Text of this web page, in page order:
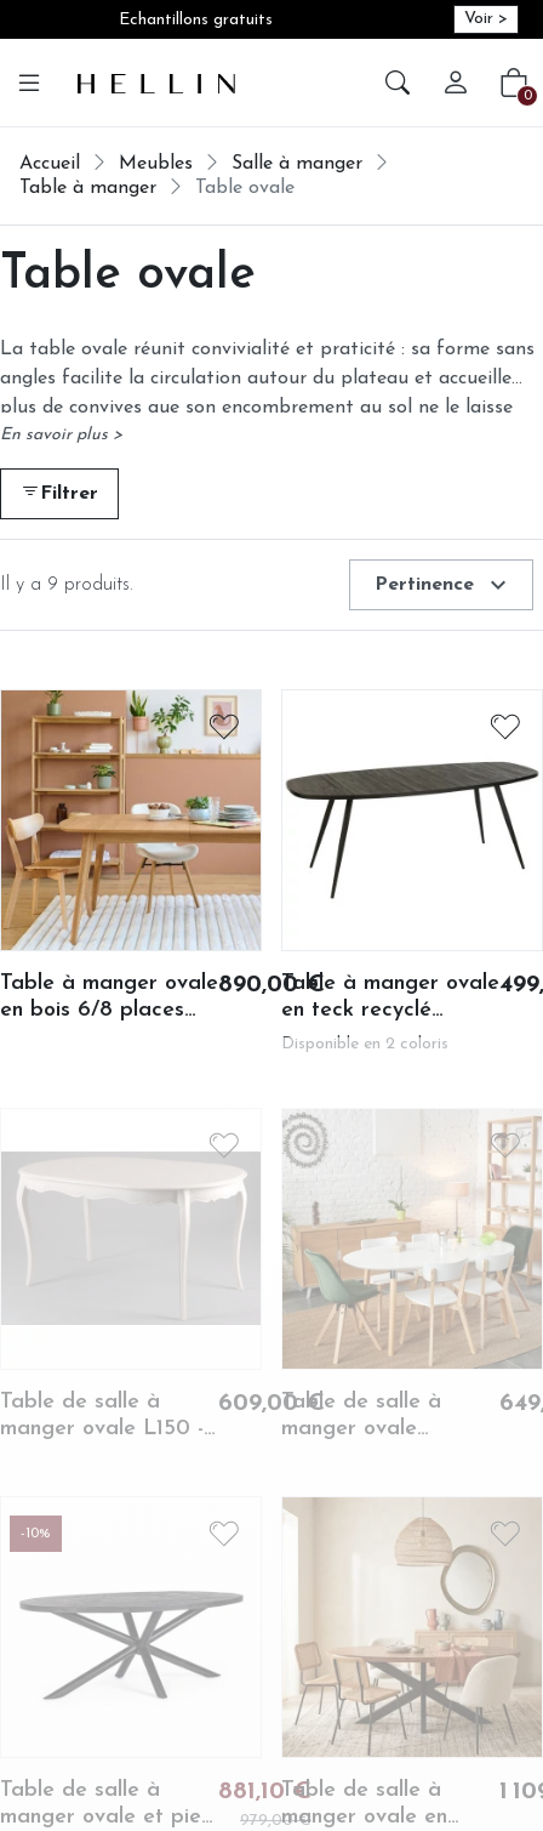
Echantillons gratuits Voir >
Créer 0
Accueil Meubles
Salle à manger
Table à manger
Table ovale
Table ovale
La table ovale réunit convivialité et praticité : sa forme sans
angles facilite la circulation autour du plateau et accueille
plus de convives que son encombrement au sol ne le laisse
supposer. Hellin propose 13 modèles de tables ovales en bois
massif, du manguier à l'acacia en passant par le teck recyclé
brossé, dans des longueurs allant de 140 cm à 210 cm — avec
des versions extensibles jusqu'à 270 cm pour les grandes
une table ovale extensible 8 à 12 places, les formats et
matières disponibles couvrent des usages très différents.
En savoir plus >
Filtrer
Il y a 9 produits. Pertinence expand_more
Table à manger ovale
en bois 6/8 places
890,00 €Table à manger ovale
en teck recyclé
brossé et en métal 6
Disponible en 2 coloris
Table de salle à
manger ovale L150 -
609,00 €Table de salle à
manger ovale
-10%
Table de salle à
manger ovale et pied
881,10 €
979,00 €
Table de salle à
manger ovale en
1